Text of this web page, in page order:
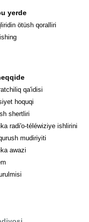
yerde
ötüsh qoralliri
qa'idisi
hoquqi
shertliri
radi'o-téléwiziye ishlirini
mudiriyiti
awazi